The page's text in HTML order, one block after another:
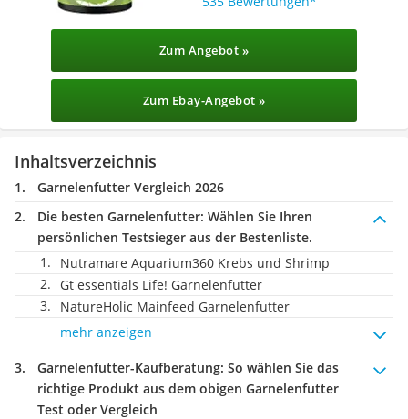
Zum Angebot »
Zum Ebay-Angebot »
Inhaltsverzeichnis
Garnelenfutter Vergleich 2026
Die besten Garnelenfutter: Wählen Sie Ihren
persönlichen Testsieger aus der Bestenliste.
Nutramare Aquarium360 Krebs und Shrimp
Gt essentials Life! Garnelenfutter
NatureHolic Mainfeed Garnelenfutter
mehr anzeigen
Garnelenfutter-Kaufberatung: So wählen Sie das
richtige Produkt aus dem obigen Garnelenfutter
Test oder Vergleich